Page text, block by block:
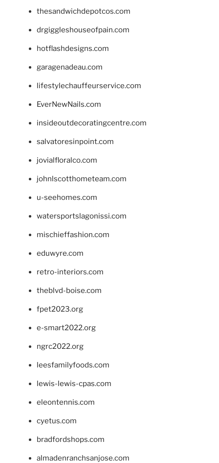
thesandwichdepotcos.com
drgiggleshouseofpain.com
hotflashdesigns.com
garagenadeau.com
lifestylechauffeurservice.com
EverNewNails.com
insideoutdecoratingcentre.com
salvatoresinpoint.com
jovialfloralco.com
johnlscotthometeam.com
u-seehomes.com
watersportslagonissi.com
mischieffashion.com
eduwyre.com
retro-interiors.com
theblvd-boise.com
fpet2023.org
e-smart2022.org
ngrc2022.org
leesfamilyfoods.com
lewis-lewis-cpas.com
eleontennis.com
cyetus.com
bradfordshops.com
almadenranchsanjose.com